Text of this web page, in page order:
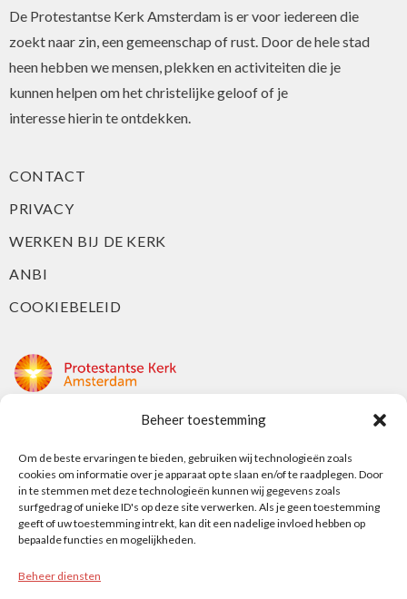
Beheer toestemming
Om de beste ervaringen te bieden, gebruiken wij technologieën zoals
cookies om informatie over je apparaat op te slaan en/of te raadplegen. Door
in te stemmen met deze technologieën kunnen wij gegevens zoals
surfgedrag of unieke ID's op deze site verwerken. Als je geen toestemming
geeft of uw toestemming intrekt, kan dit een nadelige invloed hebben op
bepaalde functies en mogelijkheden.
Beheer diensten
De Protestantse Kerk Amsterdam is er voor iedereen die
zoekt naar zin, een gemeenschap of rust. Door de hele stad
heen hebben we mensen, plekken en activiteiten die je
kunnen helpen om het christelijke geloof of je
interesse hierin te ontdekken.
CONTACT
PRIVACY
WERKEN BIJ DE KERK
ANBI
COOKIEBELEID
Nieuwe Herengracht 18
1018 DP Amsterdam
t: 020 5353 700
e: info@protestantsamsterdam.nl
Protestantse Diaconie Amsterdam